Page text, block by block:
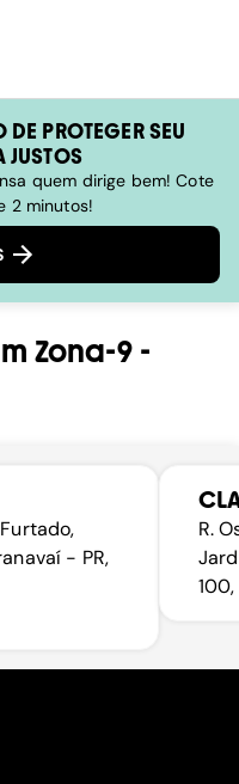
PROTEGER SEU
quem dirige bem! Cote
2 minutos!
Zona-9-
- PR,
R.